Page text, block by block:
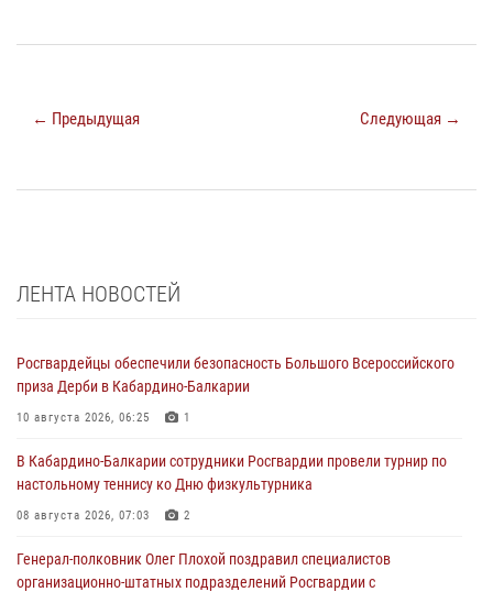
← Предыдущая Следующая →
ЛЕНТА НОВОСТЕЙ
Росгвардейцы обеспечили безопасность Большого Всероссийского
приза Дерби в Кабардино-Балкарии
10 августа 2026, 06:25 1
В Кабардино-Балкарии сотрудники Росгвардии провели турнир по
настольному теннису ко Дню физкультурника
08 августа 2026, 07:03 2
Генерал-полковник Олег Плохой поздравил специалистов
организационно-штатных подразделений Росгвардии с